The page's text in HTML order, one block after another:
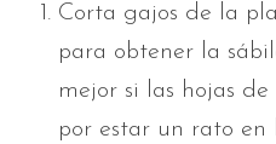
Corta gajos de la
para obtener la
mejor si las hojas
por estar un rato en